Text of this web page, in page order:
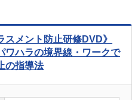
スメント防止研修DVD》
ワハラの境界線・ワークで
の指導法